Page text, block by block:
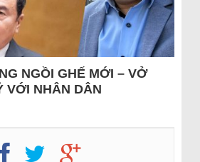
NGỒI GHẾ MỚI – VỞ
VỚI NHÂN DÂN